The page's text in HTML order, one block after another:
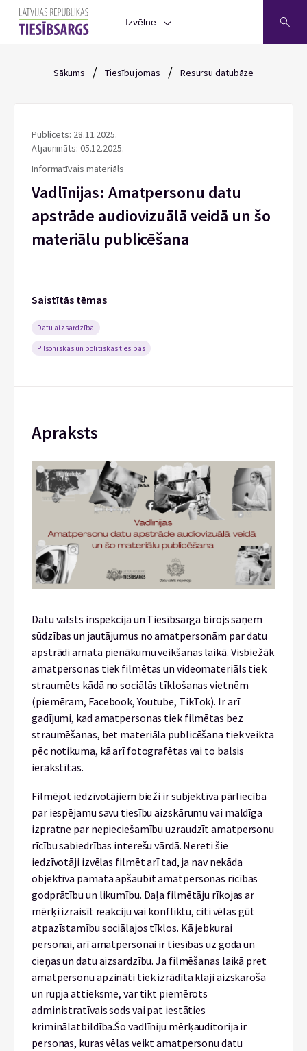
Izvēlne
Sākums / Tiesību jomas / Resursu datubāze
Publicēts: 28.11.2025.
Atjaunināts: 05.12.2025.
Informatīvais materiāls
Vadlīnijas: Amatpersonu datu
apstrāde audiovizuālā veidā un šo
materiālu publicēšana
Saistītās tēmas
Datu aizsardzība
Pilsoniskās un politiskās tiesības
Apraksts
Datu valsts inspekcija un Tiesībsarga birojs saņem
sūdzības un jautājumus no amatpersonām par datu
apstrādi amata pienākumu veikšanas laikā. Visbiežāk
amatpersonas tiek filmētas un videomateriāls tiek
straumēts kādā no sociālās tīklošanas vietnēm
(piemēram, Facebook, Youtube, TikTok). Ir arī
gadījumi, kad amatpersonas tiek filmētas bez
straumēšanas, bet materiāla publicēšana tiek veikta
pēc notikuma, kā arī fotografētas vai to balsis
ierakstītas.
Filmējot iedzīvotājiem bieži ir subjektīva pārliecība
par iespējamu savu tiesību aizskārumu vai maldīga
izpratne par nepieciešamību uzraudzīt amatpersonu
rīcību sabiedrības interešu vārdā. Nereti šie
iedzīvotāji izvēlas filmēt arī tad, ja nav nekāda
objektīva pamata apšaubīt amatpersonas rīcības
godprātību un likumību. Daļa filmētāju rīkojas ar
mērķi izraisīt reakciju vai konfliktu, citi vēlas gūt
atpazīstamību sociālajos tīklos. Kā jebkurai
personai, arī amatpersonai ir tiesības uz goda un
cieņas un datu aizsardzību. Ja filmēšanas laikā pret
amatpersonu apzināti tiek izrādīta klaji aizskaroša
un rupja attieksme, var tikt piemērots
administratīvais sods vai pat iestāties
kriminālatbildība.Šo vadlīniju mērķauditorija ir
personas, kuras vēlas veikt amatpersonu datu